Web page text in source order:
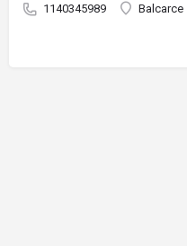
1140345989 Balcarce